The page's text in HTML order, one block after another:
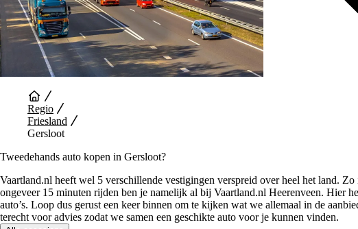
Regio
Friesland
Gersloot
Tweedehands auto kopen in Gersloot?
Vaartland.nl heeft wel 5 verschillende vestigingen verspreid over heel het land.
ongeveer 15 minuten rijden ben je namelijk al bij Vaartland.nl Heerenveen. Hier
auto’s. Loop dus gerust een keer binnen om te kijken wat we allemaal in de
terecht voor advies zodat we samen een geschikte auto voor je kunnen vinden.